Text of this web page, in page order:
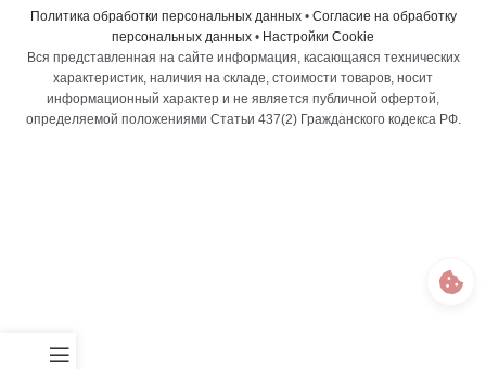
Политика обработки персональных данных• Согласие на обработку
персональных данных • Настройки Cookie
Вся представленная на сайте информация, касающаяся технических
характеристик, наличия на складе, стоимости товаров, носит
информационный характер и не является публичной офертой,
определяемой положениями Статьи 437(2) Гражданского кодекса РФ.